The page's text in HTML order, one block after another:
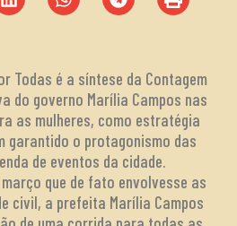
Todas é a síntese da Contagem
do governo Marília Campos nas
as mulheres, como estratégia
garantido o protagonismo das
de eventos da cidade.
que de fato envolvesse as
civil, a prefeita Marília Campos